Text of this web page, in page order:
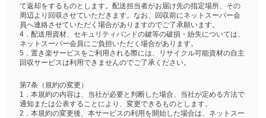
て返却をするものとします。配送担当者がお届け先の指定場所、その
周辺より回収させていただきます。なお、回収前にネットスーパー会
員へ連絡させていただく場合がありますのでご了承願います。
4．配送用資材、セキュリティバンドの鍵等の破損・紛失については、
ネットスーパー会員にご負担いただく場合があります。
5．置き楽サービスをご利用される際には、リサイクル可能資材の自主
回収サービスは利用できませんのでご了承ください。
第7条（規約の変更）
1．本規約の内容は、当社が必要と判断した場合、当社が定める方法で
通知または公表することにより、変更できるものとします。
2．本規約の変更後、本サービスの利用を開始した場合は、ネットスー